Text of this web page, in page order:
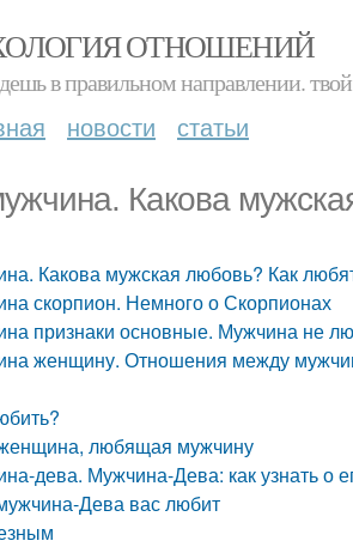
ОТНОШЕНИЙ
в правильном направлении.
новости статьи
Какова
Какова мужская любовь? Как
скорпион. Немного о Скорпионах
признаки основные. Мужчина не
женщину. Отношения между
женщина, любящая мужчину
дева. Мужчина-Дева: как узнать о
Дева вас любит